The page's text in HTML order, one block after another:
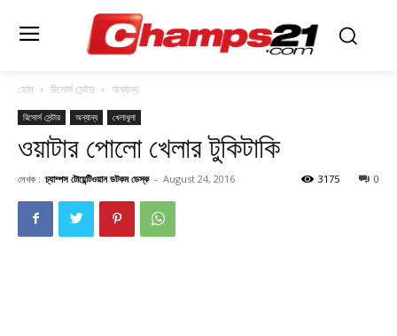
হোম রিসোর্স সেন্টার অন্যান্য
রিসোর্স সেন্টার অন্যান্য খেলাধুলা
ওয়াটার পোলো খেলার টুকিটাকি
লেখক : চ্যাম্পস টোয়েন্টিওয়ান ডটকম ডেস্ক - August 24, 2016 0
3175